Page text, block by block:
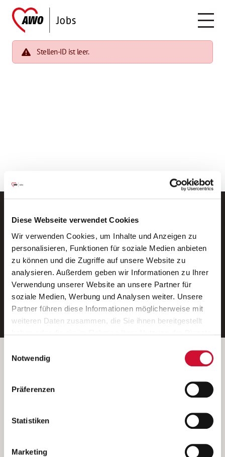
Diese Webseite verwendet Cookies
Wir verwenden Cookies, um Inhalte und Anzeigen zu
personalisieren, Funktionen für soziale Medien anbieten
zu können und die Zugriffe auf unsere Website zu
analysieren. Außerdem geben wir Informationen zu Ihrer
Verwendung unserer Website an unsere Partner für
soziale Medien, Werbung und Analysen weiter. Unsere
Partner führen diese Informationen möglicherweise mit
weiteren Daten zusammen, die Sie ihnen bereitgestellt
Wenn Sie auf „Cookies zulassen“ klicken, so stimmen
Sie der Speicherung sämtlicher Cookies zu. Sie können
Ihre Einwilligung selbstverständlich jederzeit widerrufen,
indem Sie die Cookie-Einstellungen aufrufen und diese
unsererDatenschutzerklärung
Notwendig
Präferenzen
Statistiken
Marketing
Stellen-ID ist leer.
Neue Stellen per E-Mail.
Ein kostenloser Service von AWO
Jobs.
E-Mail-Adresse eintragen
Betreiber der Webseite
Kantstraße 45a
(Ein Tochterunternehmen des AWO Bezirksverbandes Unterfranken
e.V.)